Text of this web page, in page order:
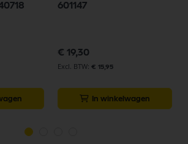
Numatic Onderdelen vandaag nog en bestel
601147
€ 19,30
€ 15,95
In winkelwagen